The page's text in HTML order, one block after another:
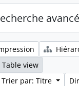
Table view
Trier par: Titre